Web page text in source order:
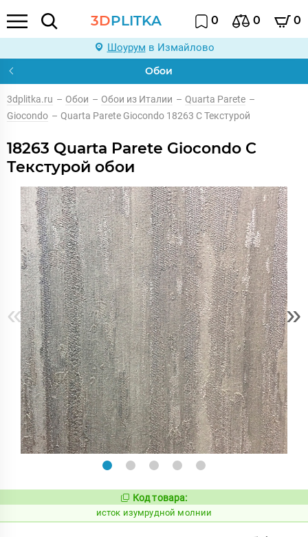
3DPLITKA 0 0 0
Шоурум в Измайлово
Обои
3dplitka.ru – Обои – Обои из Италии – Quarta Parete –
Giocondo – Quarta Parete Giocondo 18263 С Текстурой
18263 Quarta Parete Giocondo С
Текстурой обои
« »
Код:
582428
Код товара:
исток изумрудной молнии